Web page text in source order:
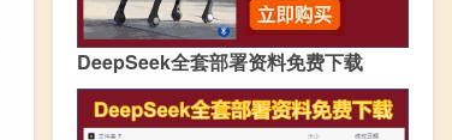
DeepSeek全套部署资料免费下载